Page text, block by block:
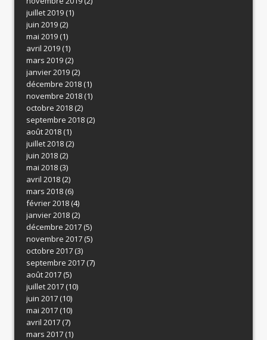
juillet 2019(1)
juin 2019(2)
mai 2019(1)
avril 2019(1)
mars 2019(2)
janvier 2019(2)
décembre 2018(1)
novembre 2018(1)
octobre 2018(2)
septembre 2018(2)
août 2018(1)
juillet 2018(2)
juin 2018(2)
mai 2018(3)
avril 2018(2)
mars 2018(6)
février 2018(4)
janvier 2018(2)
décembre 2017(5)
novembre 2017(5)
octobre 2017(3)
septembre 2017(7)
août 2017(5)
juillet 2017(10)
juin 2017(10)
mai 2017(10)
avril 2017(7)
mars 2017(1)